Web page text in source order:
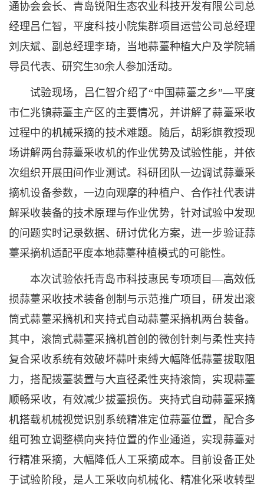
通协会会长、青岛锐阳生态农业科技开发有限公司总
经理吕仁智，平度科技小院集群项目运营公司总经理
刘庆斌、副总经理李琦，当地蒜薹种植大户及学院辅
导员代表、研究生30余人参加活动。
试验现场，吕仁智介绍了“中国蒜薹之乡”—平度
市仁兆镇蒜薹主产区的主要情况，并讲解了蒜薹采收
过程中的机械采摘的技术难题。随后，胡彩旗教授现
场讲解两台蒜薹采收机的作业优势及试验性能，并依
次组织开展田间作业测试。科研团队一边调试蒜薹采
摘机设备参数，一边向观摩的种植户、合作社代表讲
解采收装备的技术原理与作业优势，针对试验中发现
的问题实时记录数据、研讨优化方案，进一步验证蒜
薹采摘机适配平度本地蒜薹种植模式的可能性。
本次试验依托青岛市科技惠民专项项目—高效低
损蒜薹采收技术装备创制与示范推广项目，研发出滚
筒式蒜薹采摘机和夹持式自动蒜薹采摘机两台装备。
其中，滚筒式蒜薹采摘机首创的微创针刺与柔性夹持
复合采收系统有效破坏蒜叶束缚大幅降低蒜薹拔取阻
力，搭配拨薹装置与大直径柔性夹持滚筒，实现蒜薹
顺畅采收，有效减少拔薹损伤。夹持式自动蒜薹采摘
机搭载机械视觉识别系统精准定位蒜薹位置，配合多
组可独立调整横向夹持位置的作业通道，实现蒜薹对
行精准采摘，大幅降低人工采摘成本。目前设备正处
于试验阶段，是人工采收向机械化、精准化采收转型